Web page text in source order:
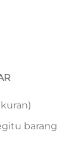
barang